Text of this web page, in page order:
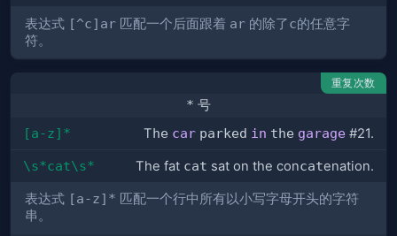
表达式 [^c]ar 匹配一个后面跟着 ar 的除了c的任意字
符。
重复次数
* 号
[a-z]* The car parked in the garage #21.
\s*cat\s* The fat cat sat on the concatenation.
表达式 [a-z]* 匹配一个行中所有以小写字母开头的字符
串。